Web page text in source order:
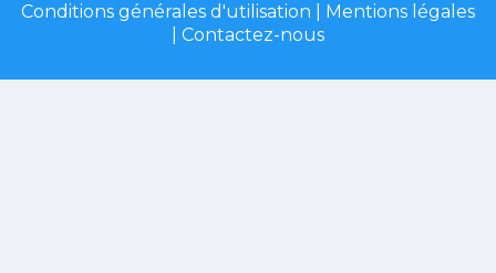
Conditions générales d'utilisation
Mentions légales
Contactez-nous